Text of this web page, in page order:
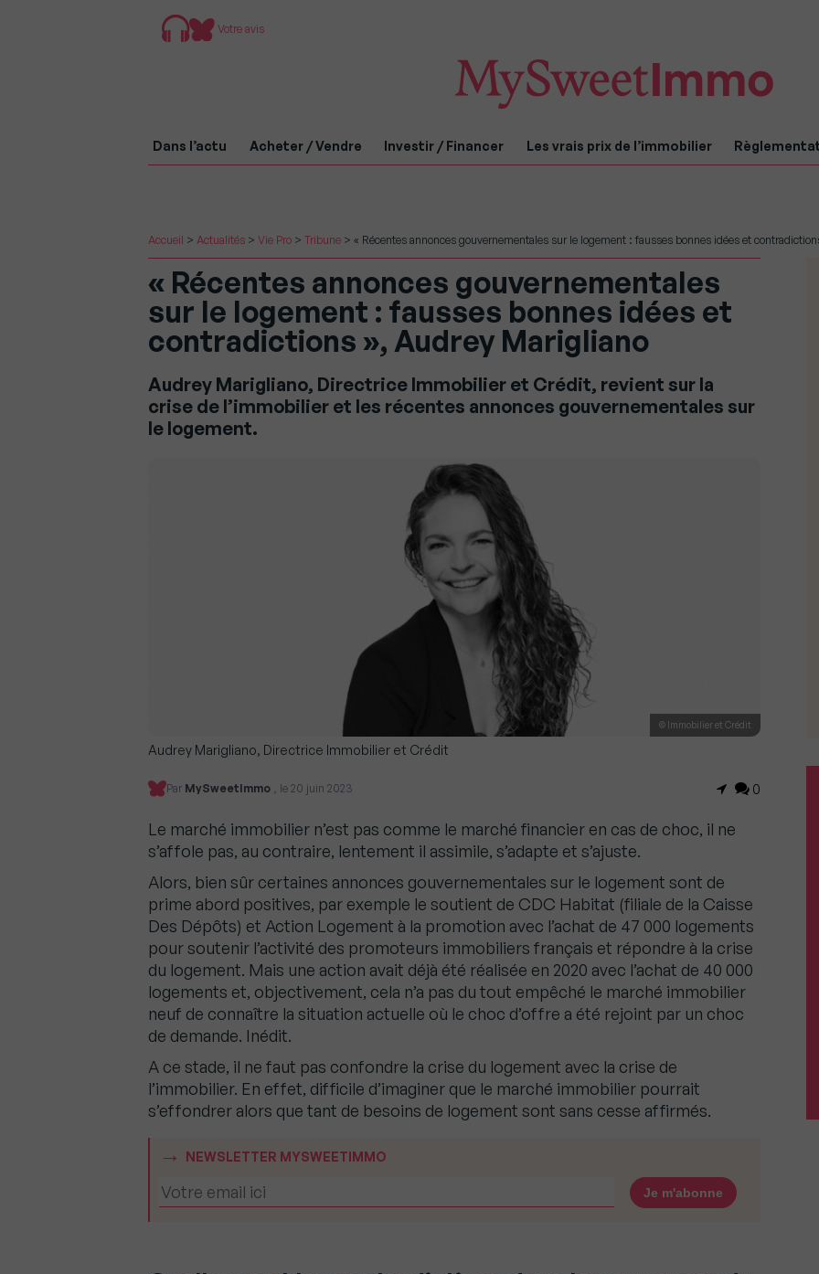
Votre avis
Dans l’actu Acheter / Vendre Investir / Financer Les vrais prix de l’immobilier
Accueil > Actualités > Vie Pro > Tribune > « Récentes annonces gouvernementales sur le logement : fausses bonnes idées et
« Récentes annonces gouvernementales
sur le logement : fausses bonnes idées et
contradictions », Audrey Marigliano
Audrey Marigliano, Directrice Immobilier et Crédit, revient sur la
crise de l’immobilier et les récentes annonces gouvernementales sur
le logement.
© Immobilier et Crédit
Audrey Marigliano, Directrice Immobilier et Crédit
Par MySweetImmo , le 20 juin 2023 0
Le marché immobilier n’est pas comme le marché financier en cas de choc, il ne
s’affole pas, au contraire, lentement il assimile, s’adapte et s’ajuste.
Alors, bien sûr certaines annonces gouvernementales sur le logement sont de
prime abord positives, par exemple le soutient de CDC Habitat (filiale de la Caisse
Des Dépôts) et Action Logement à la promotion avec l’achat de 47 000 logements
pour soutenir l’activité des promoteurs immobiliers français et répondre à la crise
du logement. Mais une action avait déjà été réalisée en 2020 avec l’achat de 40 000
logements et, objectivement, cela n’a pas du tout empêché le marché immobilier
neuf de connaître la situation actuelle où le choc d’offre a été rejoint par un choc
de demande. Inédit.
A ce stade, il ne faut pas confondre la crise du logement avec la crise de
l’immobilier. En effet, difficile d’imaginer que le marché immobilier pourrait
s’effondrer alors que tant de besoins de logement sont sans cesse affirmés.
NEWSLETTER MYSWEETIMMO